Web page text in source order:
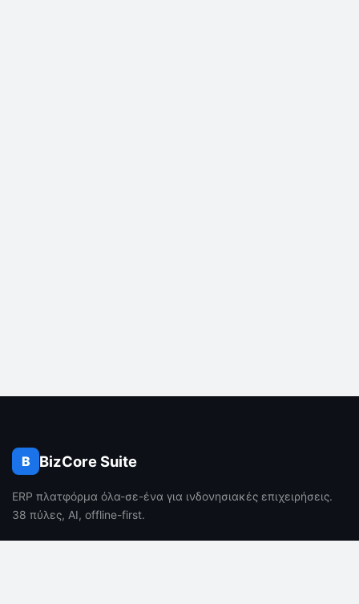
B BizCore Suite
ERP πλατφόρμα όλα-σε-ένα για ινδονησιακές επιχειρήσεις.
38 πύλες, AI, offline-first.